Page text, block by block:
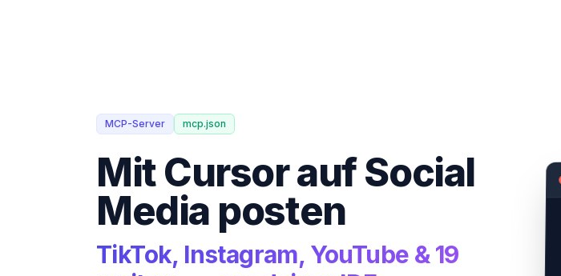
MCP-Server mcp.json
Mit Cursor auf Social
Media posten
TikTok, Instagram, YouTube & 19